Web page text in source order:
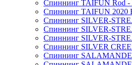
Спиннинг TAIFUN Rod -
Спиннинг TAIFUN 2020
Спиннинг SILVER-
Спиннинг SILVER-
Спиннинг SILVER-
Спиннинг SILVER
Спиннинг